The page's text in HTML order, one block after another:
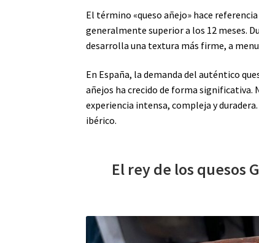
El término «queso añejo» hace
generalmente superior a los 12 meses.
desarrolla una textura más firme, a
En España, la demanda del auténtico
añejos ha crecido de forma significativa.
experiencia intensa, compleja y
ibérico.
El rey de los quesos